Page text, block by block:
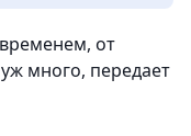
от
много, передает